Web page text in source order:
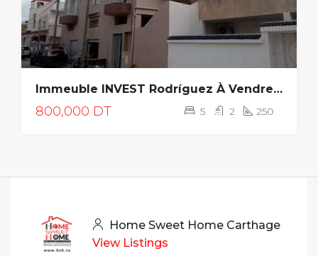
Immeuble INVEST Rodríguez À Vendre À Rades Plage
800,000 DT 5 2 250
Home Sweet Home Carthage
View Listings